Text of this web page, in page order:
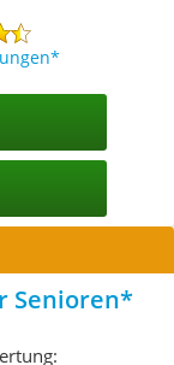
Senioren